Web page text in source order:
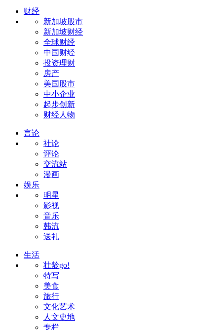
财经
新加坡股市
新加坡财经
全球财经
中国财经
投资理财
房产
美国股市
中小企业
起步创新
财经人物
言论
社论
评论
交流站
漫画
娱乐
明星
影视
音乐
韩流
送礼
生活
壮龄go!
特写
美食
旅行
文化艺术
人文史地
专栏